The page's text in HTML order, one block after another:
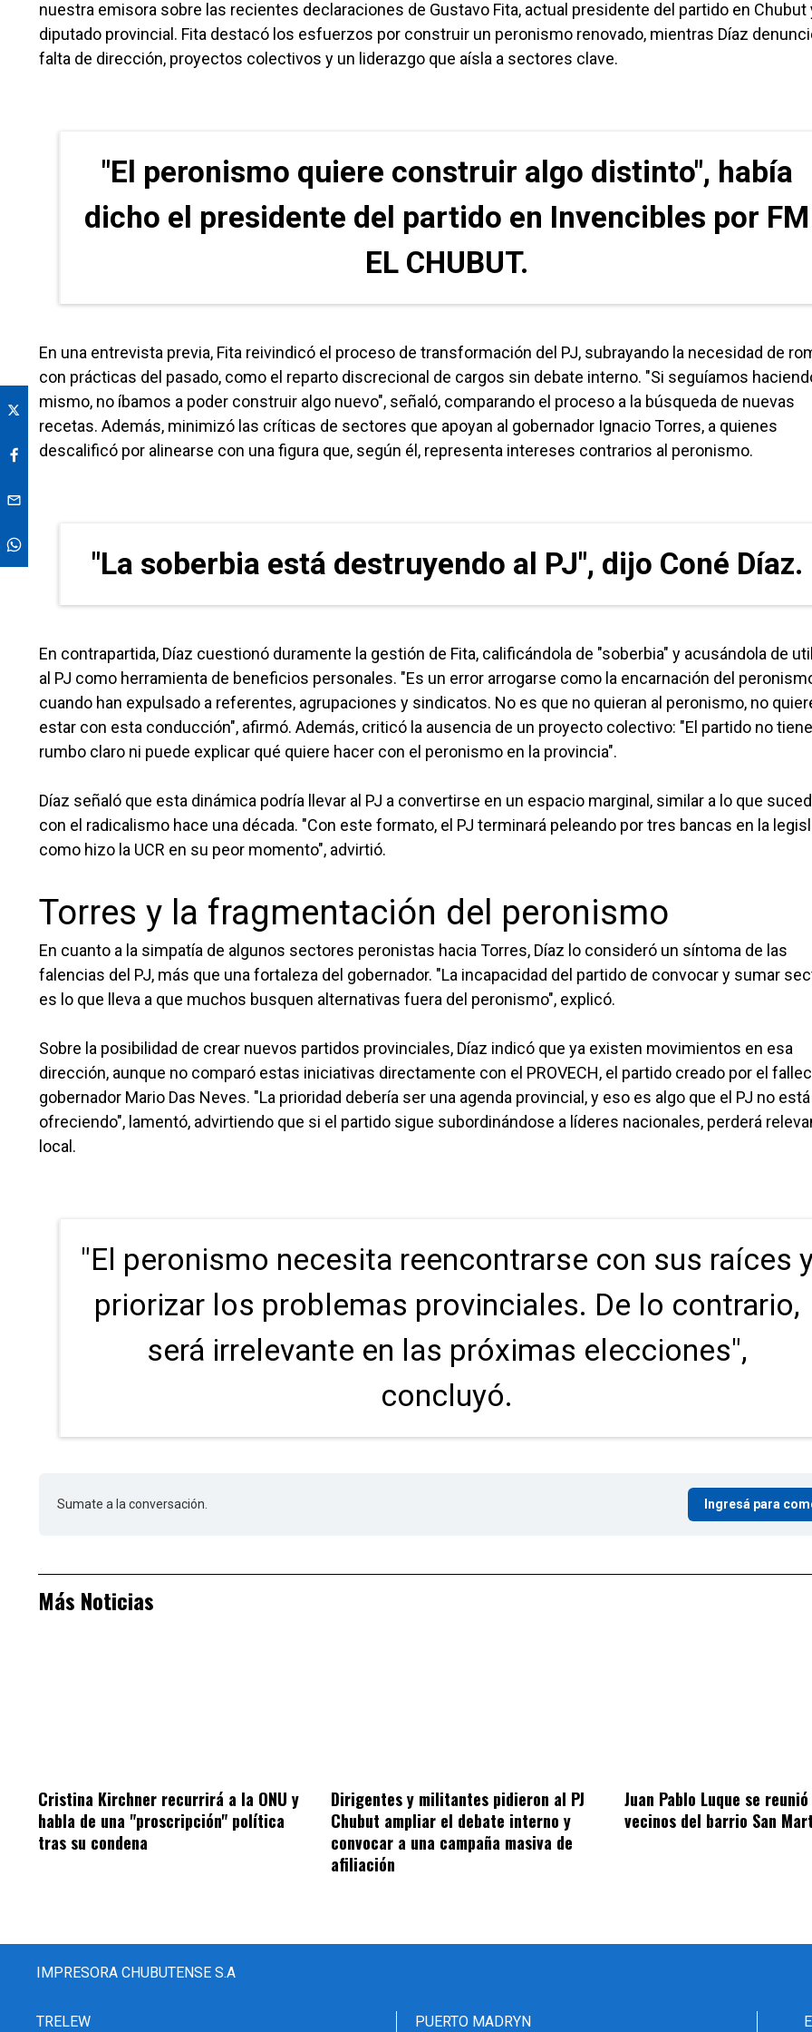
nuestra emisora sobre las recientes declaraciones de Gustavo Fita, actual presidente del partido en Chubut
diputado provincial. Fita destacó los esfuerzos por construir un peronismo renovado, mientras Díaz
falta de dirección, proyectos colectivos y un liderazgo que aísla a sectores clave.
"El peronismo quiere construir algo distinto", había
dicho el presidente del partido en Invencibles por FM
EL CHUBUT.
En una entrevista previa, Fita reivindicó el proceso de transformación del PJ, subrayando la necesidad de
con prácticas del pasado, como el reparto discrecional de cargos sin debate interno. "Si seguíamos
mismo, no íbamos a poder construir algo nuevo", señaló, comparando el proceso a la búsqueda de nuevas
recetas. Además, minimizó las críticas de sectores que apoyan al gobernador Ignacio Torres, a quienes
descalificó por alinearse con una figura que, según él, representa intereses contrarios al peronismo.
"La soberbia está destruyendo al PJ", dijo Coné Díaz.
En contrapartida, Díaz cuestionó duramente la gestión de Fita, calificándola de "soberbia" y acusándola de
al PJ como herramienta de beneficios personales. "Es un error arrogarse como la encarnación del
cuando han expulsado a referentes, agrupaciones y sindicatos. No es que no quieran al peronismo, no
estar con esta conducción", afirmó. Además, criticó la ausencia de un proyecto colectivo: "El partido no
rumbo claro ni puede explicar qué quiere hacer con el peronismo en la provincia".
Díaz señaló que esta dinámica podría llevar al PJ a convertirse en un espacio marginal, similar a lo que
con el radicalismo hace una década. "Con este formato, el PJ terminará peleando por tres bancas en la
como hizo la UCR en su peor momento", advirtió.
Torres y la fragmentación del peronismo
En cuanto a la simpatía de algunos sectores peronistas hacia Torres, Díaz lo consideró un síntoma de las
falencias del PJ, más que una fortaleza del gobernador. "La incapacidad del partido de convocar y sumar
es lo que lleva a que muchos busquen alternativas fuera del peronismo", explicó.
Sobre la posibilidad de crear nuevos partidos provinciales, Díaz indicó que ya existen movimientos en esa
dirección, aunque no comparó estas iniciativas directamente con el PROVECH, el partido creado por el
gobernador Mario Das Neves. "La prioridad debería ser una agenda provincial, y eso es algo que el PJ no está
ofreciendo", lamentó, advirtiendo que si el partido sigue subordinándose a líderes nacionales, perderá
local.
"El peronismo necesita reencontrarse con sus raíces
priorizar los problemas provinciales. De lo contrario,
será irrelevante en las próximas elecciones",
concluyó.
Sumate a la conversación. Ingresá para
Más Noticias
Cristina Kirchner recurrirá a la ONU y
habla de una "proscripción" política
tras su condena
Dirigentes y militantes pidieron al PJ
Chubut ampliar el debate interno y
convocar a una campaña masiva de
afiliación
Juan Pablo Luque se
vecinos del barrio San
IMPRESORA CHUBUTENSE S.A
TRELEW PUERTO MADRYN